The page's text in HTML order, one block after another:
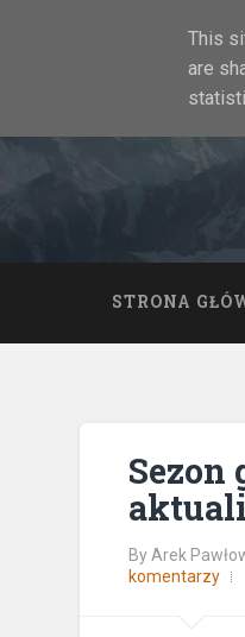
STRONA
Sezon
By Arek
komentarzy
This
are